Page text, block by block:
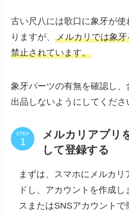
古い尺八には歌口に象牙が
りますが、メルカリでは象
禁止されています。
象牙パーツの有無を確認し
出品しないようにしてくださ
STEP
メルカリアプリ
して登録する
まずは、スマホにメルカリ
ドし、アカウントを作成
スまたはSNSアカウントで